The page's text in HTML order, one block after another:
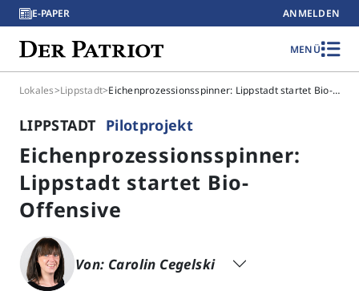
E-PAPER ANMELDEN
MENÜ
Lokales>Lippstadt> Eichenprozessionsspinner: Lippstadt startet Bio-Offensive
LIPPSTADT Pilotprojekt
Eichenprozessionsspinner:
Lippstadt startet Bio-
Offensive
Von: Carolin Cegelski